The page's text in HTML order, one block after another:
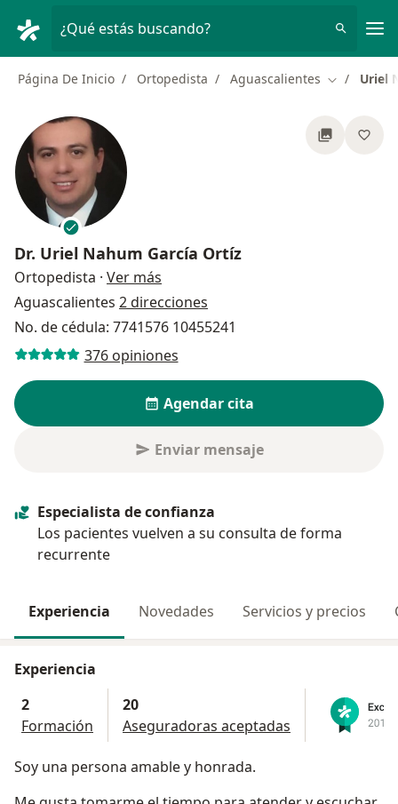
¿Qué estás buscando?
Página De Inicio Ortopedista Aguascalientes Cambiar
Uriel
Dr. Uriel Nahum García Ortíz
Ortopedista · Ver más
Aguascalientes 2 direcciones
No. de cédula: 7741576 10455241
376 opiniones
Agendar cita
Enviar mensaje
Especialista de confianza
Los pacientes vuelven a su consulta de forma
recurrente
Experiencia Novedades Servicios y precios
Experiencia
2
Formación
20
Aseguradoras aceptadas
Soy una persona amable y honrada.